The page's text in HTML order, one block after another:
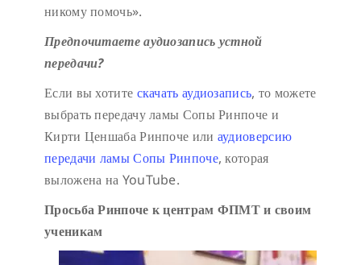
никому помочь».
Предпочитаете аудиозапись устной
передачи?
Если вы хотите скачать аудиозапись, то можете
выбрать передачу ламы Сопы Ринпоче и
Кирти Ценшаба Ринпоче или аудиоверсию
передачи ламы Сопы Ринпоче, которая
выложена на YouTube.
Просьба Ринпоче к центрам ФПМТ и своим
ученикам